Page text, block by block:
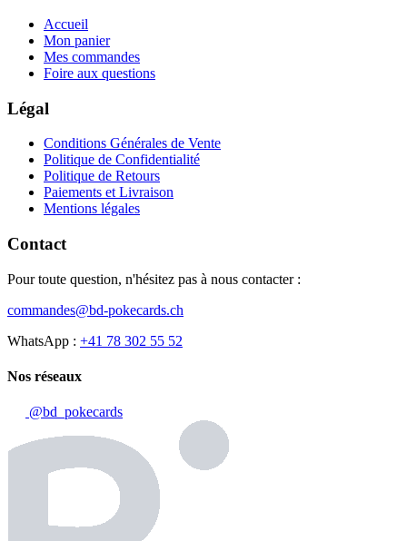
Accueil
Mon panier
Mes commandes
Foire aux questions
Légal
Conditions Générales de Vente
Politique de Confidentialité
Politique de Retours
Paiements et Livraison
Mentions légales
Contact
Pour toute question, n'hésitez pas à nous contacter :
commandes@bd-pokecards.ch
WhatsApp : +41 78 302 55 52
Nos réseaux
@bd_pokecards